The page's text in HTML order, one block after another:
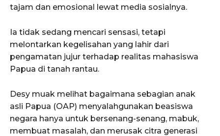
tajam dan emosional lewat media sosialnya.
Ia tidak sedang mencari sensasi, tetapi
melontarkan kegelisahan yang lahir dari
pengamatan jujur terhadap realitas mahasiswa
Papua di tanah rantau.
Desy muak melihat bagaimana sebagian anak
asli Papua (OAP) menyalahgunakan beasiswa
negara hanya untuk bersenang-senang, mabuk,
membuat masalah, dan merusak citra generasi